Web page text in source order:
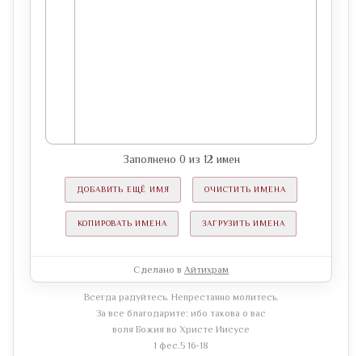
Заполнено 0 из 12 имен
ДОБАВИТЬ ЕЩЁ ИМЯ ОЧИСТИТЬ ИМЕНА
КОПИРОВАТЬ ИМЕНА ЗАГРУЗИТЬ ИМЕНА
Сделано в Айтихрам
Всегда радуйтесь. Непрестанно молитесь.
За все благодарите: ибо такова о вас
воля Божия во Христе Иисусе
1 фес.5 16-18